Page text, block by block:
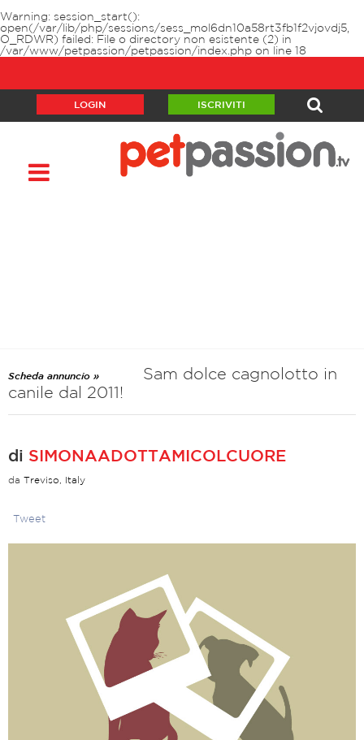
Warning: session_start():
open(/var/lib/php/sessions/sess_mol6dn10a58rt3fb1f2vjovdj5,
O_RDWR) failed: File o directory non esistente (2) in
/var/www/petpassion/petpassion/index.php on line 18
LOGIN ISCRIVITI
Scheda annuncio »
Sam dolce cagnolotto in
canile dal 2011!
di SIMONAADOTTAMICOLCUORE
da Treviso, Italy
Tweet